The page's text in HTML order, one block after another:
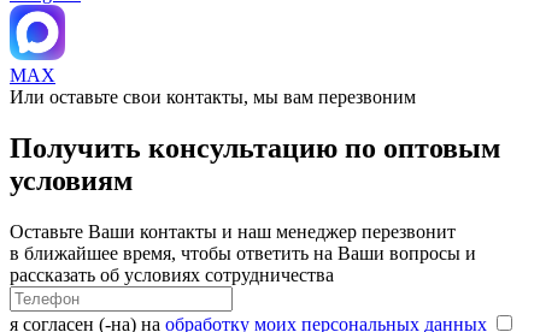
MAX
Или оставьте свои контакты, мы вам перезвоним
Получить консультацию по оптовым
условиям
Оставьте Ваши контакты и наш менеджер перезвонит
в ближайшее время, чтобы ответить на Ваши вопросы и
рассказать об условиях сотрудничества
я согласен (-на) на обработку моих персональных данных